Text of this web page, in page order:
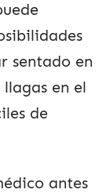
sentado en
en el
de
antes